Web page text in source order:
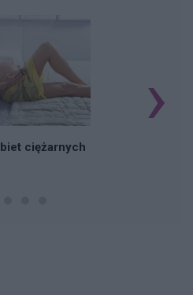
ciężarnych
›